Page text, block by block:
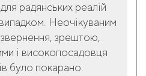
радянських реалій
Неочікуваним
зрештою,
і високопосадовця
було покарано.